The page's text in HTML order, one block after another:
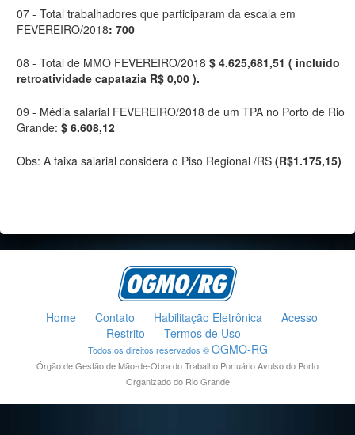
07 - Total trabalhadores que participaram da escala em
FEVEREIRO/2018: 700
08 - Total de MMO FEVEREIRO/2018 $ 4.625,681,51 ( incluido
retroatividade capatazia R$ 0,00 ).
09 - Média salarial FEVEREIRO/2018 de um TPA no Porto de Rio
Grande: $ 6.608,12
Obs: A faixa salarial considera o Piso Regional /RS (R$1.175,15)
Home Contato Habilitação Eletrônica
Acesso
Restrito
Termos de Uso
Todos os direitos reservados ©OGMO-RG
Órgão de Gestão de Mão-de-Obra do Trabalho Portuário Avulso do Porto
Organizado do Rio Grande